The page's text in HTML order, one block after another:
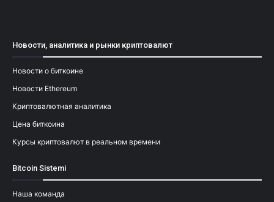
Новости, аналитика и рынки криптовалют
Новости о биткоине
Новости Ethereum
Криптовалютная аналитика
Цена биткоина
Курсы криптовалют в реальном времени
Bitcoin Sistemi
Наша команда